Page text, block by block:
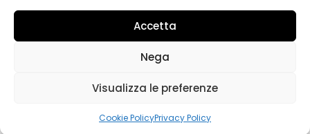
Accetta
Nega
Visualizza le preferenze
Cookie PolicyPrivacy Policy
Wishlist
Copyright 2022 Marchitiello s.r.l. All rights reserved. Partiva